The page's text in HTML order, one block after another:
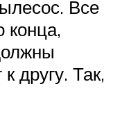
Все
конца,
другу. Так,